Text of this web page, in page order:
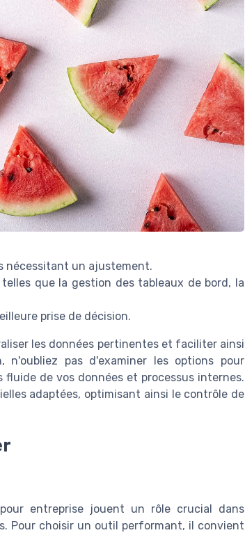
nécessitant un ajustement.
que la gestion des tableaux de bord, la
prise de décision.
les données pertinentes et faciliter ainsi
pas d'examiner les options pour
de vos données et processus internes.
adaptées, optimisant ainsi le contrôle de
entreprise jouent un rôle crucial dans
Pour choisir un outil performant, il convient